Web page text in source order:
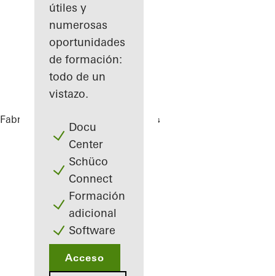
útiles y
numerosas
oportunidades
de formación:
todo de un
vistazo.
Docu
Center
Schüco
Connect
Formación
adicional
Software
Acceso
Fabricantes Highlights